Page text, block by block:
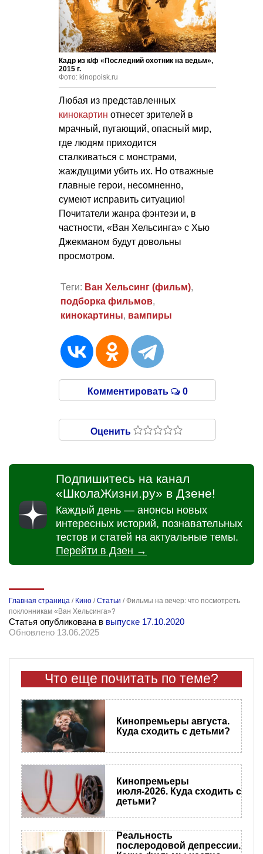
Кадр из к/ф «Последний охотник на ведьм»,
2015 г.
Фото: kinopoisk.ru
Любая из представленных
кинокартин отнесет зрителей в
мрачный, пугающий, опасный мир,
где людям приходится
сталкиваться с монстрами,
жаждущими убить их. Но отважные
главные герои, несомненно,
сумеют исправить ситуацию!
Почитатели жанра фэнтези и, в
частности, «Ван Хельсинга» с Хью
Джекманом будут довольны
просмотром.
Теги: Ван Хельсинг (фильм),
подборка фильмов,
кинокартины, вампиры
Комментировать 0
Оценить
Подпишитесь на канал
«ШколаЖизни.ру» в Дзене!
Каждый день — анонсы новых
интересных историй, познавательных
тестов и статей на актуальные темы.
Перейти в Дзен →
Главная страница / Кино /Статьи /Фильмы на вечер: что посмотреть
поклонникам «Ван Хельсинга»?
Статья опубликована в выпуске 17.10.2020
Обновлено 13.06.2025
Что еще почитать по теме?
Кинопремьеры​ августа.
Куда сходить с детьми?
Кинопремьеры
июля-2026. Куда сходить с
детьми?
Реальность
послеродовой депрессии.